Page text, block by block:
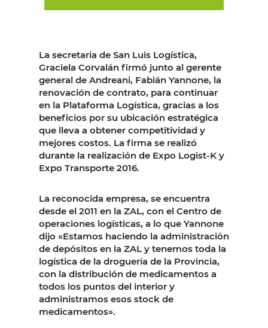
La secretaria de San Luis Logística,
Graciela Corvalán firmó junto al gerente
general de Andreani, Fabián Yannone, la
renovación de contrato, para continuar
en la Plataforma Logística, gracias a los
beneficios por su ubicación estratégica
que lleva a obtener competitividad y
mejores costos. La firma se realizó
durante la realización de Expo Logist-K y
Expo Transporte 2016.
La reconocida empresa, se encuentra
desde el 2011 en la ZAL, con el Centro de
operaciones logísticas, a lo que Yannone
dijo «Estamos haciendo la administración
de depósitos en la ZAL y tenemos toda la
logística de la droguería de la Provincia,
con la distribución de medicamentos a
todos los puntos del interior y
administramos esos stock de
medicamentos».